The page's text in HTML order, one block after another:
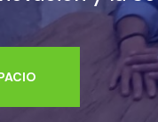
y la